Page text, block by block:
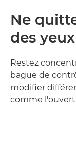
Ne
des yeux
Restez
bague de
modifier
comme